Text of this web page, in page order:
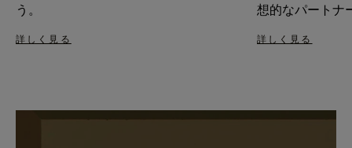
う。
詳しく見る
想的なパートナ
詳しく見る